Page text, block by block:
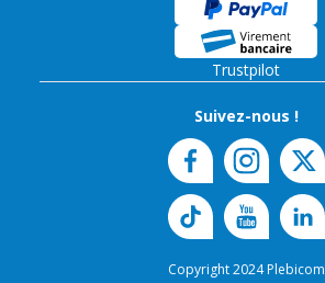
Trustpilot
Suivez-nous !
Copyright 2024 Plebicom